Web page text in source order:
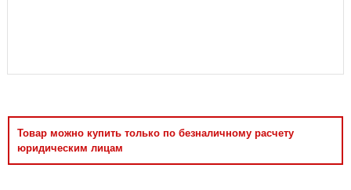
Товар можно купить только по безналичному расчету
юридическим лицам